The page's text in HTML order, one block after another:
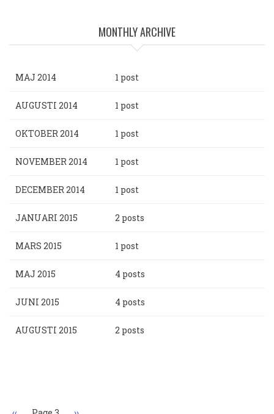
MONTHLY ARCHIVE
MAJ 2014 1 post
AUGUSTI 2014 1 post
OKTOBER 2014 1 post
NOVEMBER 2014 1 post
DECEMBER 2014 1 post
JANUARI 2015 2 posts
MARS 2015 1 post
MAJ 2015 4 posts
JUNI 2015 4 posts
AUGUSTI 2015 2 posts